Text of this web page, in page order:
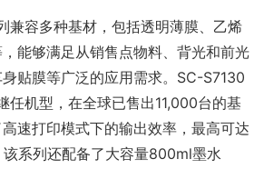
兼容多种基材，包括透明薄膜、乙烯
能够满足从销售点物料、背光和前光
贴膜等广泛的应用需求。SC-S7130
机型，在全球已售出11,000台的基
速打印模式下的输出效率，最高可达
系列还配备了大容量800ml墨水